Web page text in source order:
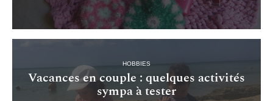
HOBBIES
Vacances en couple : quelques activités
sympa à tester